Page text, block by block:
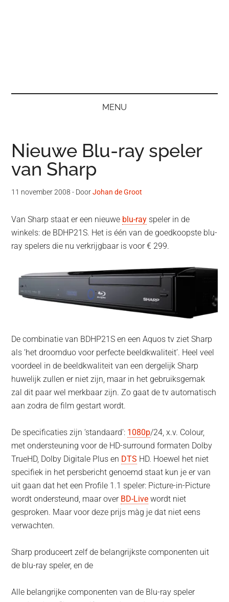
MENU
Nieuwe Blu-ray speler
van Sharp
11 november 2008 - DoorJohan de Groot
Van Sharp staat er een nieuwe blu-ray speler in de
winkels: de BDHP21S. Het is één van de goedkoopste blu-
ray spelers die nu verkrijgbaar is voor € 299.
De combinatie van BDHP21S en een Aquos tv ziet Sharp
als ‘het droomduo voor perfecte beeldkwaliteit’. Heel veel
voordeel in de beeldkwaliteit van een dergelijk Sharp
huwelijk zullen er niet zijn, maar in het gebruiksgemak
zal dit paar wel merkbaar zijn. Zo gaat de tv automatisch
aan zodra de film gestart wordt.
De specificaties zijn ‘standaard’: 1080p/24, x.v. Colour,
met ondersteuning voor de HD-surround formaten Dolby
TrueHD, Dolby Digitale Plus en DTS HD. Hoewel het niet
specifiek in het persbericht genoemd staat kun je er van
uit gaan dat het een Profile 1.1 speler: Picture-in-Picture
wordt ondersteund, maar over BD-Live wordt niet
gesproken. Maar voor deze prijs màg je dat niet eens
verwachten.
Sharp produceert zelf de belangrijkste componenten uit
de blu-ray speler, en de
Alle belangrijke componenten van de Blu-ray speler